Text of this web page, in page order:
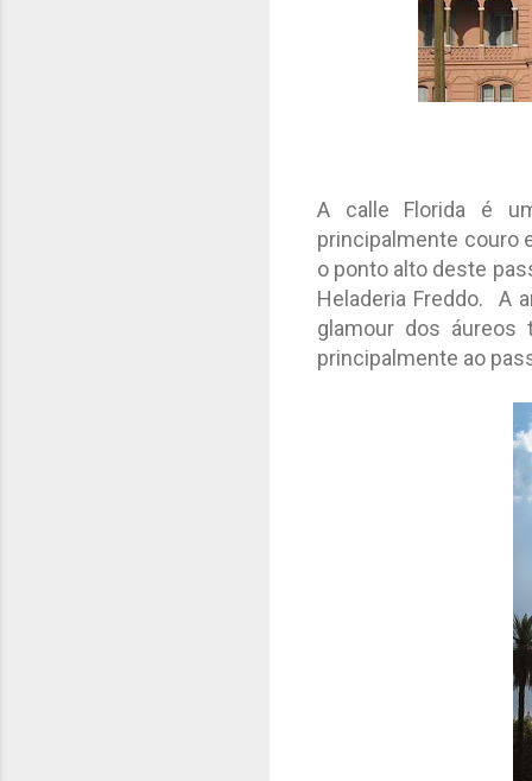
A calle Florida é
principalmente couro
o ponto alto deste
Heladeria Freddo. A
glamour dos áureos
principalmente ao